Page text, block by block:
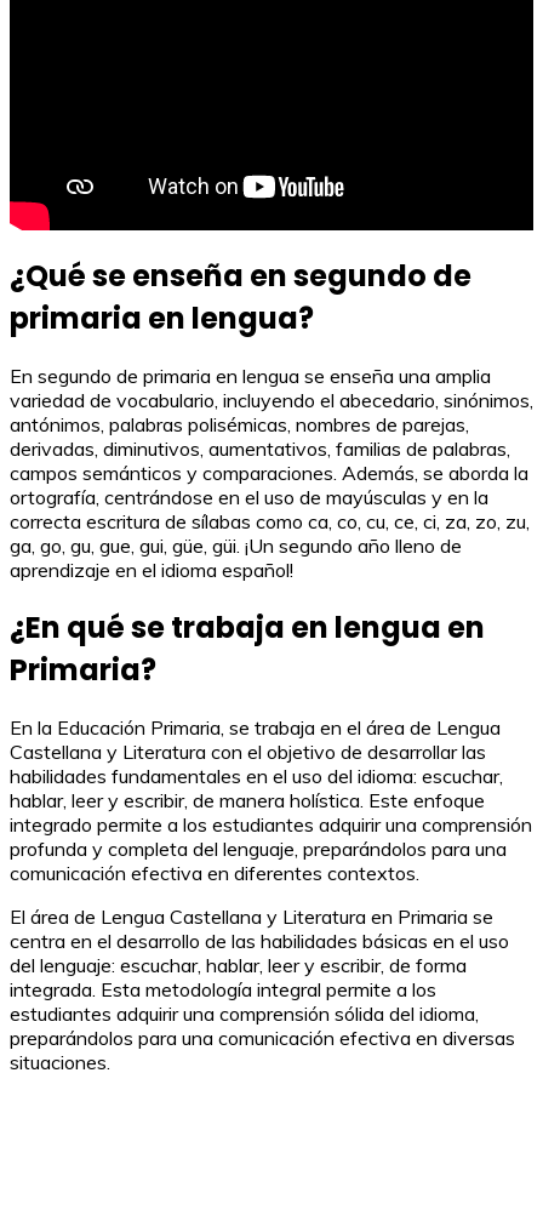
¿Qué se enseña en segundo de
primaria en lengua?
En segundo de primaria en lengua se enseña una amplia
variedad de vocabulario, incluyendo el abecedario, sinónimos,
antónimos, palabras polisémicas, nombres de parejas,
derivadas, diminutivos, aumentativos, familias de palabras,
campos semánticos y comparaciones. Además, se aborda la
ortografía, centrándose en el uso de mayúsculas y en la
correcta escritura de sílabas como ca, co, cu, ce, ci, za, zo, zu,
ga, go, gu, gue, gui, güe, güi. ¡Un segundo año lleno de
aprendizaje en el idioma español!
¿En qué se trabaja en lengua en
Primaria?
En la Educación Primaria, se trabaja en el área de Lengua
Castellana y Literatura con el objetivo de desarrollar las
habilidades fundamentales en el uso del idioma: escuchar,
hablar, leer y escribir, de manera holística. Este enfoque
integrado permite a los estudiantes adquirir una comprensión
profunda y completa del lenguaje, preparándolos para una
comunicación efectiva en diferentes contextos.
El área de Lengua Castellana y Literatura en Primaria se
centra en el desarrollo de las habilidades básicas en el uso
del lenguaje: escuchar, hablar, leer y escribir, de forma
integrada. Esta metodología integral permite a los
estudiantes adquirir una comprensión sólida del idioma,
preparándolos para una comunicación efectiva en diversas
situaciones.